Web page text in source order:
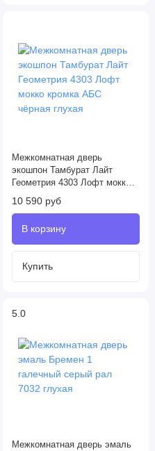
Межкомнатная дверь
экошпон Тамбурат Лайт
Геометрия 4303 Лофт мокко
кромка АБС чёрная глухая
10 590 руб
5.0
Межкомнатная дверь эмаль